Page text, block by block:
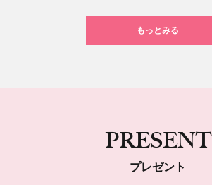
もっとみる
PRESENT
プレゼント